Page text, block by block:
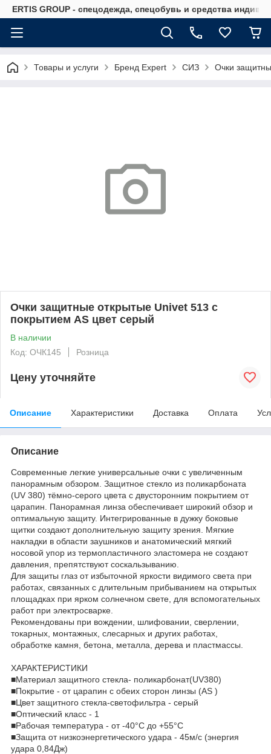
ERTIS GROUP - спецодежда, спецобувь и средства
Товары и услуги Бренд Expert СИЗ Очки
Очки защитные открытые Univet 513 с
покрытием АS цвет серый
В наличии
Код: ОЧК145
Розница
Цену уточняйте
Описание Характеристики Доставка Оплата
Описание
Современные легкие универсальные очки с увеличенным
панорамным обзором. Защитное стекло из поликарбоната
(UV 380) тёмно-серого цвета с двусторонним покрытием от
царапин. Панорамная линза обеспечивает широкий обзор и
оптимальную защиту. Интегрированные в дужку боковые
щитки создают дополнительную защиту зрения. Мягкие
накладки в области заушников и анатомический мягкий
носовой упор из термопластичного эластомера не создают
давления, препятствуют соскальзыванию.
Для защиты глаз от избыточной яркости видимого света при
работах, связанных с длительным прибыванием на открытых
площадках при ярком солнечном свете, для вспомогательных
работ при электросварке.
Рекомендованы при вождении, шлифовании, сверлении,
токарных, монтажных, слесарных и других работах,
обработке камня, бетона, металла, дерева и пластмассы.
ХАРАКТЕРИСТИКИ
■Материал защитного стекла- поликарбонат(UV380)
■Покрытие - от царапин с обеих сторон линзы (AS )
■Цвет защитного стекла-светофильтра - серый
■Оптический класс - 1
■Рабочая температура - от -40°C до +55°C
■Защита от низкоэнергетического удара - 45м/с (энергия
удара 0,84Дж)